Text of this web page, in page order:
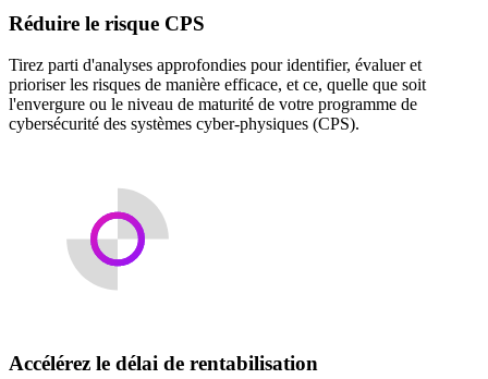
Réduire le risque CPS
Tirez parti d'analyses approfondies pour identifier, évaluer et
prioriser les risques de manière efficace, et ce, quelle que soit
l'envergure ou le niveau de maturité de votre programme de
cybersécurité des systèmes cyber-physiques (CPS).
Accélérez le délai de rentabilisation